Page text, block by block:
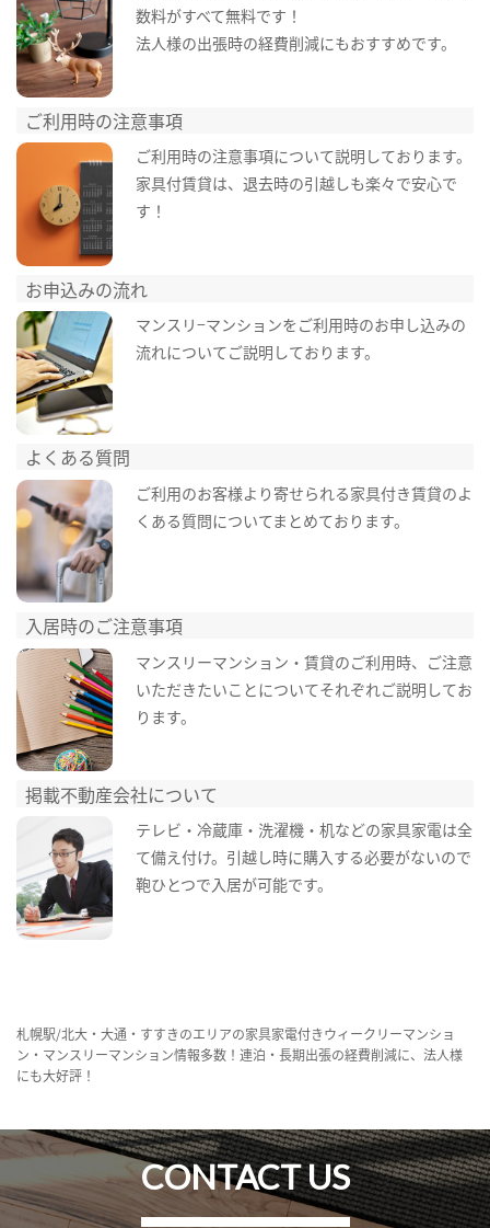
数料がすべて無料です！
法人様の出張時の経費削減にもおすすめです。
ご利用時の注意事項
ご利用時の注意事項について説明しております。
家具付賃貸は、退去時の引越しも楽々で安心で
す！
お申込みの流れ
マンスリ−マンションをご利用時のお申し込みの
流れについてご説明しております。
よくある質問
ご利用のお客様より寄せられる家具付き賃貸のよ
くある質問についてまとめております。
入居時のご注意事項
マンスリーマンション・賃貸のご利用時、ご注意
いただきたいことについてそれぞれご説明してお
ります。
掲載不動産会社について
テレビ・冷蔵庫・洗濯機・机などの家具家電は全
て備え付け。引越し時に購入する必要がないので
鞄ひとつで入居が可能です。
札幌駅/北大・大通・すすきのエリアの家具家電付きウィークリーマンショ
ン・マンスリーマンション情報多数！連泊・長期出張の経費削減に、法人様
にも大好評！
CONTACT US